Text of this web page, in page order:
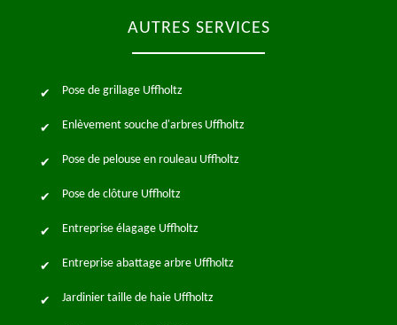
AUTRES SERVICES
Pose de grillage Uffholtz
Enlèvement souche d'arbres Uffholtz
Pose de pelouse en rouleau Uffholtz
Pose de clôture Uffholtz
Entreprise élagage Uffholtz
Entreprise abattage arbre Uffholtz
Jardinier taille de haie Uffholtz